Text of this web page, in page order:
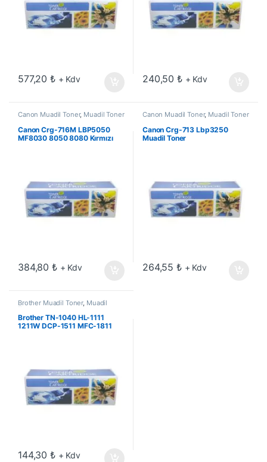
577,20₺ + Kdv 240,50₺ + Kdv
Canon Muadil Toner, Muadil Toner
Canon Crg-716M LBP5050
MF8030 8050 8080 Kırmızı
384,80₺ + Kdv
Canon Muadil Toner, Muadil Toner
Canon Crg-713 Lbp3250
Muadil Toner
264,55₺ + Kdv
Brother Muadil Toner, Muadil
Brother TN-1040 HL-1111
1211W DCP-1511 MFC-1811
144,30₺ + Kdv